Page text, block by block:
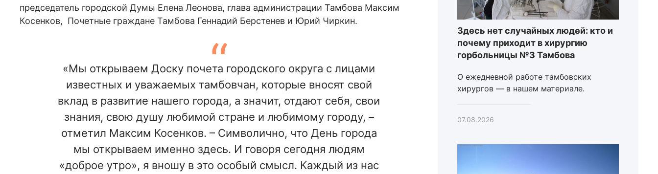
председатель городской Думы Елена Леонова, глава администрации Тамбова Максим
Косенков, Почетные граждане Тамбова Геннадий Берстенев и Юрий Чиркин.
«Мы открываем Доску почета городского округа с лицами
известных и уважаемых тамбовчан, которые вносят свой
вклад в развитие нашего города, а значит, отдают себя, свои
знания, свою душу любимой стране и любимому городу, –
отметил Максим Косенков. – Символично, что День города
мы открываем именно здесь. И говоря сегодня людям
«доброе утро», я вношу в это особый смысл. Каждый из нас
Здесь нет случайных людей: кто и
почему приходит в хирургию
горбольницы №3 Тамбова
О ежедневной работе тамбовских
хирургов — в нашем материале.
07.08.2026